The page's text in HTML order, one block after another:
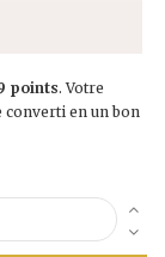
points. Votre
converti en un bon